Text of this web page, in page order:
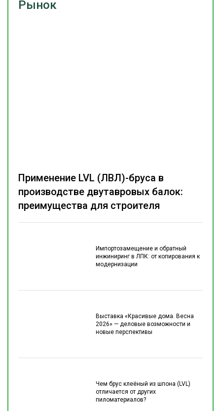
Рынок
Импортозамещение и обратный
инжиниринг в ЛПК: от копирования к
модернизации
Выставка «Красивые дома. Весна
2026» — деловые возможности и
новые перспективы
Чем брус клеёный из шпона (LVL)
отличается от других
пиломатериалов?
Применение LVL (ЛВЛ)-бруса в
производстве двутавровых балок:
преимущества для строителя